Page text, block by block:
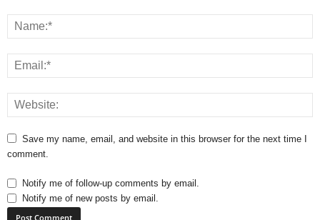
Save my name, email, and website in this browser for the next time I
comment.
Notify me of follow-up comments by email.
Notify me of new posts by email.